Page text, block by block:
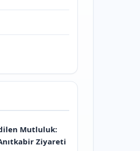
Mutluluk:
Ziyareti